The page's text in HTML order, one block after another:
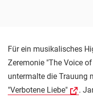
Für ein musikalisches
Zeremonie "The Voice
untermalte die Trauung
"Verbotene Liebe"
.